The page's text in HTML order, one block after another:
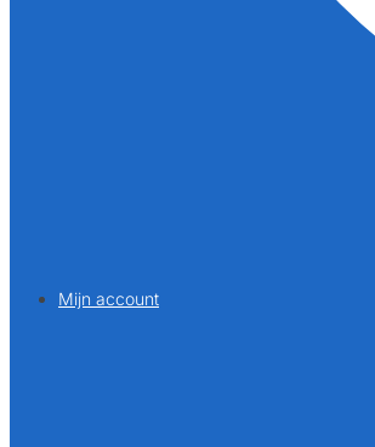
Mijn account